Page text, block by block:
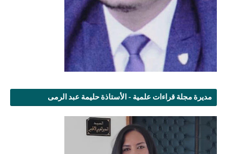
مديرة مجلة قراءات علمية - الأستاذة حليمة عبد الرمى